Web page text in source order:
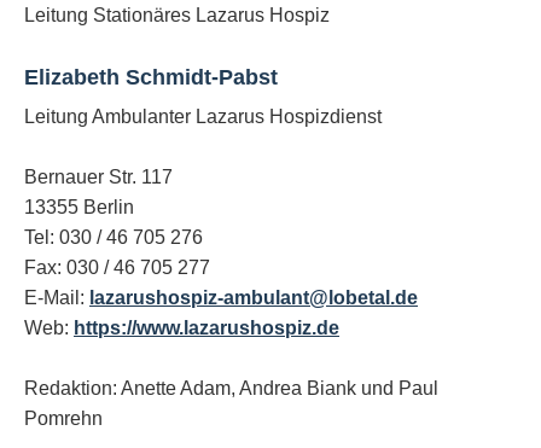
Leitung Stationäres Lazarus Hospiz
Elizabeth Schmidt-Pabst
Leitung Ambulanter Lazarus Hospizdienst
Bernauer Str. 117
13355 Berlin
Tel: 030 / 46 705 276
Fax: 030 / 46 705 277
E-Mail: lazarushospiz-ambulant@lobetal.de
Web: https://www.lazarushospiz.de
Redaktion: Anette Adam, Andrea Biank und Paul
Pomrehn